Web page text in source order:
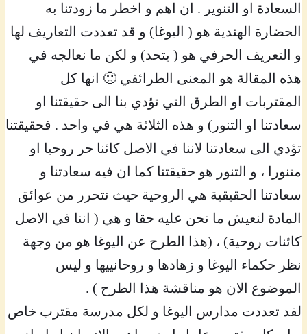
السعادة او التنوير . ان اهم و اخطر ما زودتنا به
الحضارة الهندية هو ( اليوغا) و قد تعددت التعاريف لها
و التعريف الحرفي هو ( يتحد) و لكن ما نعالجه في
هذه المقالة هو المعنى الطرائقي 🙁 انها كل
المقتربات او الطرق التي تؤدي بنا الى حقيقتنا او
سعادتنا او التنور) و هذه الثلاثة هي في واحد . فحقيقتنا
تؤدي الى سعادتنا لاننا في الاصل كائنا حر روحيا او
متنورا ، و التنور هو حقيقتنا كما ان فيه سعادتنا و
سعادتنا الحقيقية هي الروحية حيث نتحرر من عوائق
المادة لنعيش ما نحن عليه حقا و هي ( اننا في الاصل
كائنات روحية) ، (هذا الطرح عن اليوغا هو من وجهة
نظر حكماء اليوغا و زهادها و روحانييها و ليس
الموضوع الان هو مناقشة هذا الطرح ) .
لقد تعددت مدارس اليوغا و لكل مدرسة مقترب خاص